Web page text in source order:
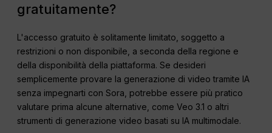
gratuitamente?
L'accesso gratuito è solitamente limitato, soggetto a
restrizioni o non disponibile, a seconda della regione e
della disponibilità della piattaforma. Se desideri
semplicemente provare la generazione di video tramite IA
senza impegnarti con Sora, potrebbe essere più pratico
valutare prima alcune alternative, come Veo 3.1 o altri
strumenti di generazione video basati su IA multimodale.